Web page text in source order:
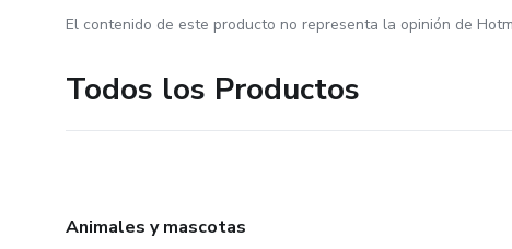
El contenido de este producto no representa la opinión de
Todos los Productos
Animales y mascotas